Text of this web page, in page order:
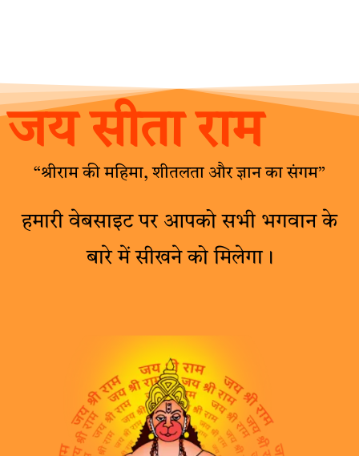
जय सीता राम
“श्रीराम की महिमा, शीतलता और ज्ञान का संगम”
हमारी वेबसाइट पर आपको सभी भगवान के
बारे में सीखने को मिलेगा।